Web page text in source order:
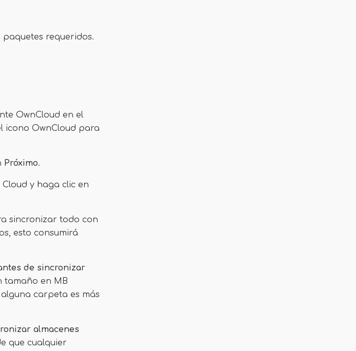
requeridos.
OwnCloud en el
icono OwnCloud para
Próximo.
y haga clic en
sincronizar todo con
esto consumirá
de sincronizar
tamaño en MB
carpeta es más
almacenes
que cualquier